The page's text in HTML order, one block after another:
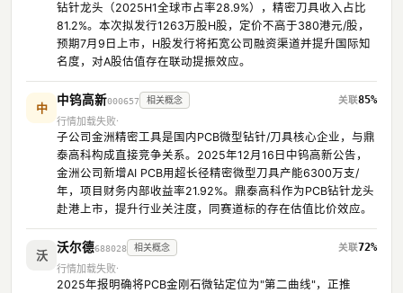
钻针龙头（2025H1全球市占率28.9%），精密刀具收入占比
81.2%。本次拟发行1263万股H股，定价不高于380港元/股，
预期7月9日上市，H股发行将拓宽公司融资渠道并提升国际知
名度，对A股估值存在联动提振效应。
中
中钨高新000657 相关概念
85%
行情加载失败
子公司金洲精密工具是国内PCB微型钻针/刀具核心企业，与鼎
泰高科构成直接竞争关系。2025年12月16日中钨高新公告，
金洲公司新增AI PCB用超长径精密微型刀具产能6300万支/
年，项目财务内部收益率21.92%。鼎泰高科作为PCB钻针龙头
赴港上市，提升行业关注度，同赛道标的存在估值比价效应。
沃
沃尔德688028 相关概念
72%
行情加载失败
2025年报明确将PCB金刚石微钻定位为"第二曲线"，正推